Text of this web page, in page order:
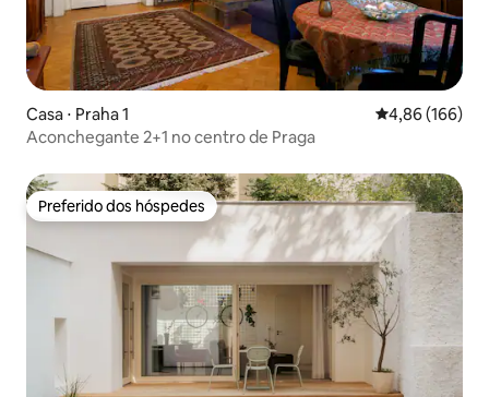
Casa ⋅ Praha 1 4,86 de uma
4,86 (166)
Aconchegante 2+1 no centro de Praga
Preferido dos hóspedes
Preferido dos hóspedes